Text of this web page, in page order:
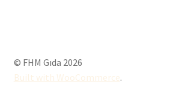
© FHM Gıda 2026
Built with WooCommerce.